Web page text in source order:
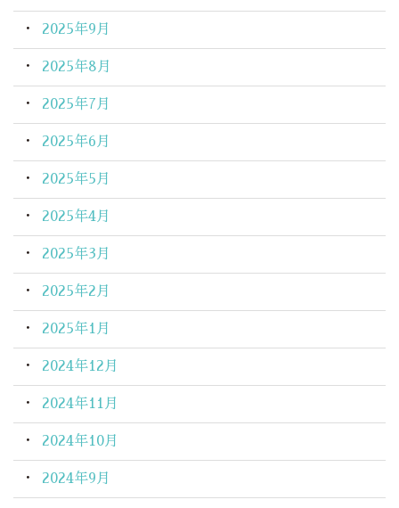
2025年9月
2025年8月
2025年7月
2025年6月
2025年5月
2025年4月
2025年3月
2025年2月
2025年1月
2024年12月
2024年11月
2024年10月
2024年9月